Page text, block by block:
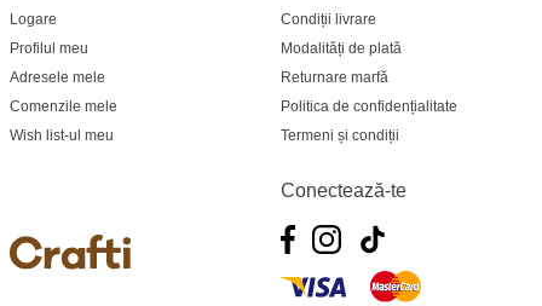
Condiții livrare
Modalități de plată
Returnare marfă
Politica de confidențialitate
Termeni și condiții
Logare
Profilul meu
Adresele mele
Comenzile mele
Wish list-ul meu
Conectează-te